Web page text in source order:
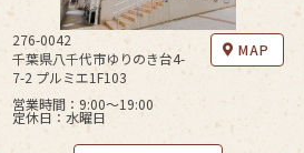
276-0042
千葉県八千代市ゆりのき台4-
7-2 プルミエ1F103
営業時間：9:00〜19:00
定休日：水曜日
MAP